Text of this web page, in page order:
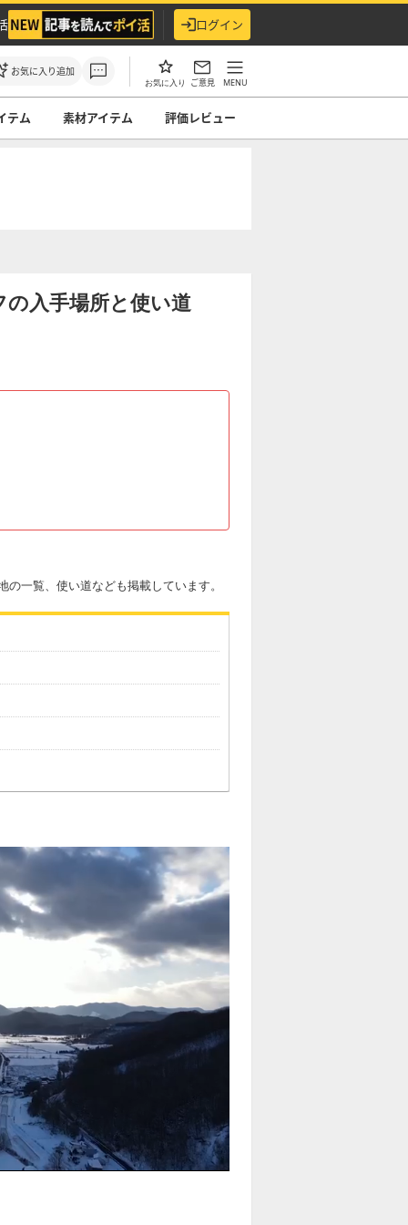
ログイン
お気に入り追加
お気に入り ご意見 MENU
テム 素材アイテム 評価レビュー
入手場所と使い道
一覧、使い道なども掲載しています。